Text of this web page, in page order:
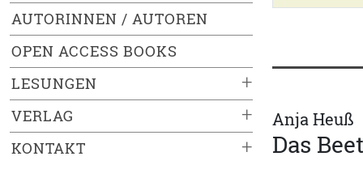
AUTORINNEN / AUTOREN
OPEN ACCESS BOOKS
+
LESUNGEN
+
VERLAG
+
KONTAKT
Anja Heuß
Das